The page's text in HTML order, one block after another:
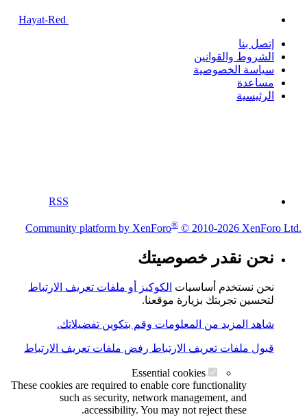
إتصل بنا
الشروط والقوانين
سياسة الخصوصية
مساعدة
الرئيسية
RSS
Community platform by XenForo® © 2010-2026 XenForo Ltd.
نحن نقدر خصوصيتك
نحن نستخدم أساسيات الكوكيز أو ملفات تعريف الارتباط
لتحسين تجربتك بزيارة موقعنا.
شاهد المزيد من المعلومات وقم بتكوين تفضيلاتك.
قبول ملفات تعريف الارتباط رفض ملفات تعريف الارتباط
Essential cookies
These cookies are required to enable core functionality
such as security, network management, and
accessibility. You may not reject these.